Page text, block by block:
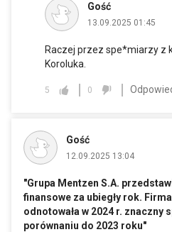
Gość
13.09.2025 01:45
Raczej przez spe*miarzy z
Koroluka.
5 0
Gość
12.09.2025 13:04
"Grupa Mentzen S.A.
finansowe za ubiegły rok.
odnotowała w 2024 r. znaczny
porównaniu do 2023 roku"